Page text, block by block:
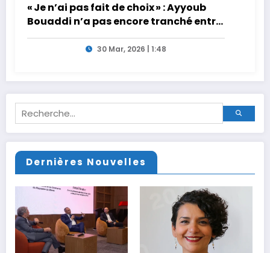
« Je n’ai pas fait de choix » : Ayyoub
Bouaddi n’a pas encore tranché entre
la France et le Maroc
30 Mar, 2026 | 1:48
Dernières Nouvelles